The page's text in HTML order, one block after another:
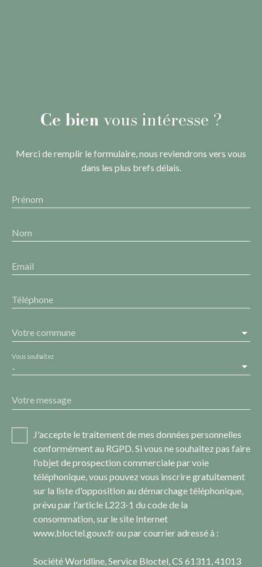
Ce bienvous intéresse ?
Merci de remplir le formulaire, nous reviendrons vers vous
dans les plus brefs délais.
Prénom
Nom
Email
Téléphone
Votre commune
-
Vous souhaitez
Votre message
J'accepte le traitement de mes données personnelles
conformément au RGPD. Si vous ne souhaitez pas faire
l'objet de prospection commerciale par voie
téléphonique, vous pouvez vous inscrire gratuitement
sur la liste d'opposition au démarchage téléphonique,
prévu par l'article L223-1 du code de la
consommation, sur le site Internet
www.bloctel.gouv.fr ou par courrier adressé à :
Société Worldline, Service Bloctel, CS 61311, 41013